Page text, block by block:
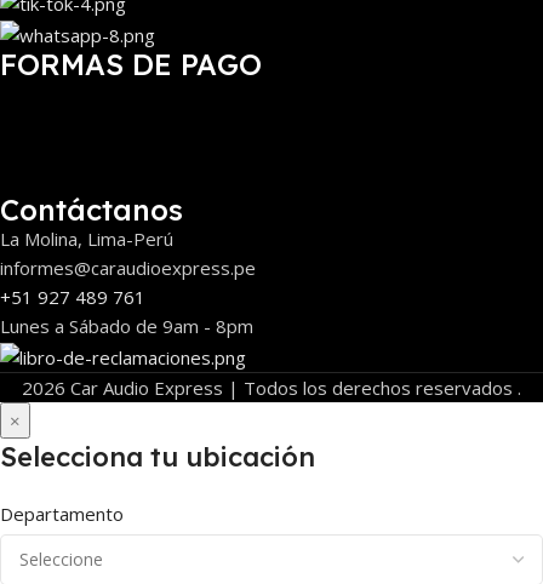
FORMAS DE PAGO
Contáctanos
La Molina, Lima-Perú
informes@caraudioexpress.pe
+51 927 489 761
Lunes a Sábado de 9am - 8pm
2026 Car Audio Express | Todos los derechos reservados .
×
Selecciona tu ubicación
Departamento